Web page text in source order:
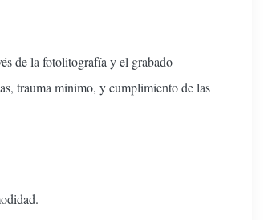
de la fotolitografía y el grabado
trauma mínimo, y cumplimiento de las